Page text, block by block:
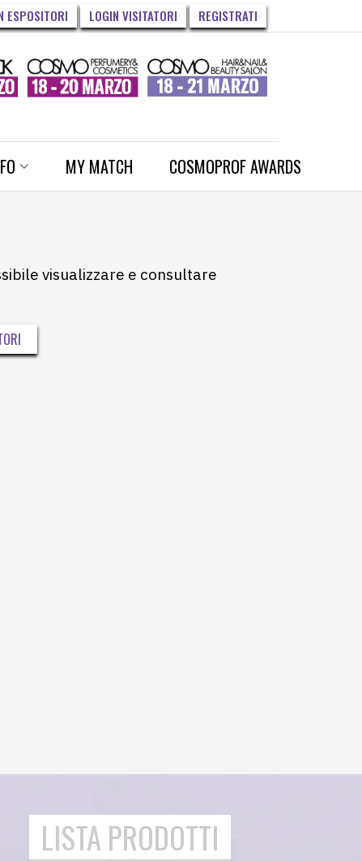
ESPOSITORI LOGIN VISITATORI REGISTRATI
MY MATCH COSMOPROF AWARDS
visualizzare e consultare
LISTA PRODOTTI